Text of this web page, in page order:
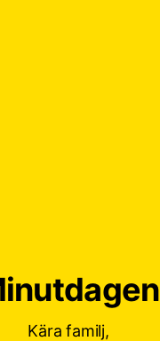
Kära familj,